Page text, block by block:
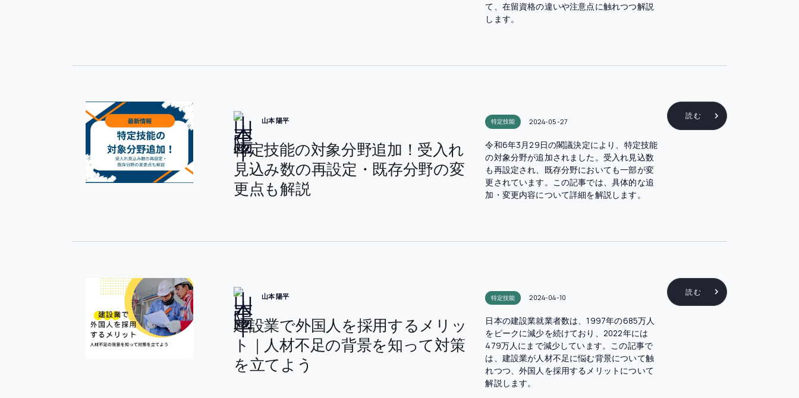
て、在留資格の違いや注意点に触れつつ解説
します。
山本 陽平
特定技能の対象分野追加！受入れ
見込み数の再設定・既存分野の変
更点も解説
特定技能 2024-05-27
令和6年3月29日の閣議決定により、特定技能
の対象分野が追加されました。受入れ見込数
も再設定され、既存分野においても一部が変
更されています。この記事では、具体的な追
加・変更内容について詳細を解説します。
読む
山本 陽平
建設業で外国人を採用するメリッ
ト｜人材不足の背景を知って対策
を立てよう
特定技能 2024-04-10
日本の建設業就業者数は、1997年の685万人
をピークに減少を続けており、2022年には
479万人にまで減少しています。この記事で
は、建設業が人材不足に悩む背景について触
れつつ、外国人を採用するメリットについて
解説します。
読む